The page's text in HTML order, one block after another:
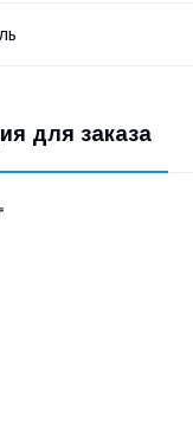
для заказа